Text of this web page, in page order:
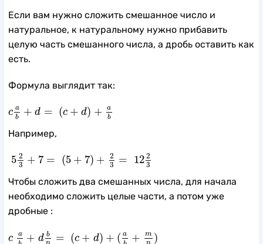
Если вам нужно сложить смешанное число и
натуральное, к натуральному нужно прибавить
целую часть смешанного числа, а дробь оставить как
есть.
Формула выглядит так:
c a
b
+ d = (c + d) +
a
b
a + d= + + ab
Например,
5 2
3 + 7 = (5 + 7) + 2
3
= 12 2
3
523 7= 7) 23 2
Чтобы сложить два смешанных числа, для начала
необходимо сложить целые части, а потом уже
дробные :
c
a
+ d b
= (c + d) + ( a
+
m )
ab b n + ab mn